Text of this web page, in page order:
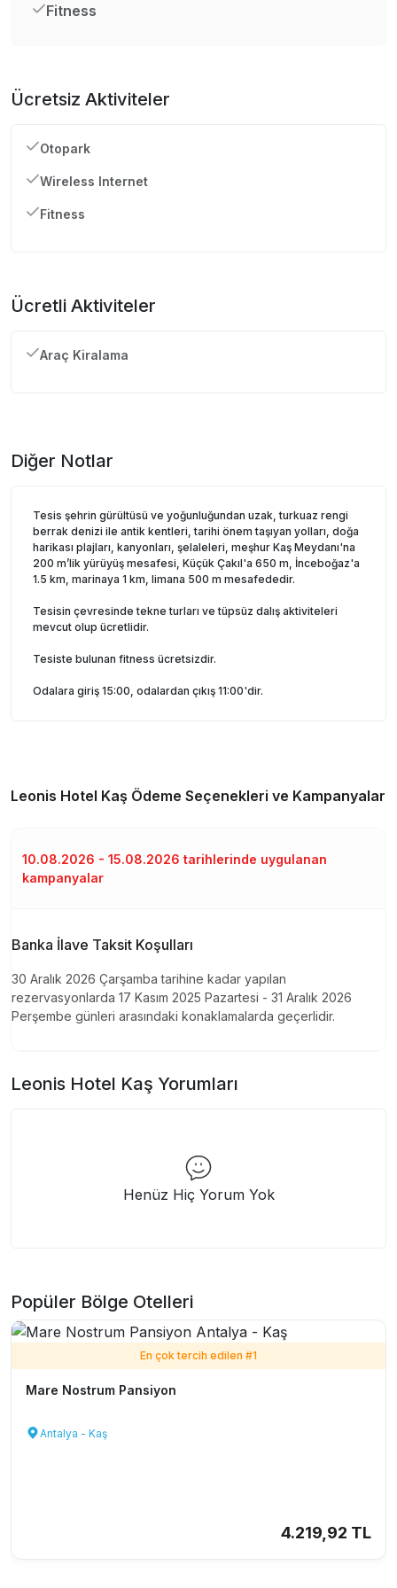
Fitness
Ücretsiz Aktiviteler
Otopark
Wireless Internet
Fitness
Ücretli Aktiviteler
Araç Kiralama
Diğer Notlar
Tesis şehrin gürültüsü ve yoğunluğundan uzak, turkuaz rengi
berrak denizi ile antik kentleri, tarihi önem taşıyan yolları, doğa
harikası plajları, kanyonları, şelaleleri, meşhur Kaş Meydanı'na
200 m’lik yürüyüş mesafesi, Küçük Çakıl'a 650 m, İnceboğaz'a
1.5 km, marinaya 1 km, limana 500 m mesafededir.
Tesisin çevresinde tekne turları ve tüpsüz dalış aktiviteleri
mevcut olup ücretlidir.
Tesiste bulunan fitness ücretsizdir.
Odalara giriş 15:00, odalardan çıkış 11:00'dir.
Leonis Hotel Kaş Ödeme Seçenekleri ve Kampanyalar
10.08.2026 - 15.08.2026 tarihlerinde uygulanan
kampanyalar
Banka İlave Taksit Koşulları
30 Aralık 2026 Çarşamba tarihine kadar yapılan
rezervasyonlarda 17 Kasım 2025 Pazartesi - 31 Aralık 2026
Perşembe günleri arasındaki konaklamalarda geçerlidir.
Leonis Hotel Kaş Yorumları
Henüz Hiç Yorum Yok
Popüler Bölge Otelleri
En çok tercih edilen #1
Mare Nostrum Pansiyon
Antalya - Kaş
4.219,92 TL